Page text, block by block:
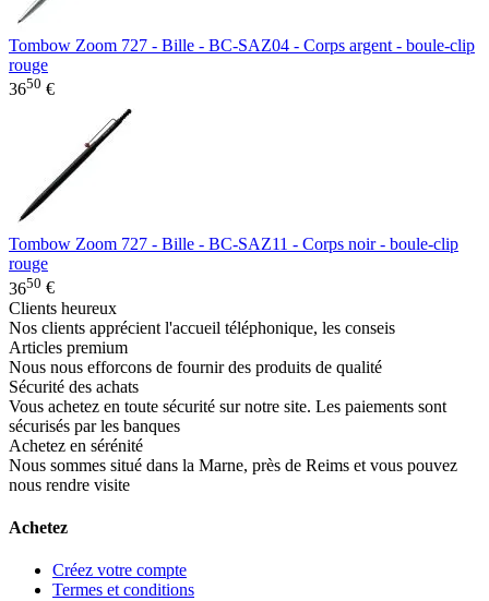
Tombow Zoom 727 - Bille - BC-SAZ04 - Corps argent - boule-clip
rouge
3650 €
Tombow Zoom 727 - Bille - BC-SAZ11 - Corps noir - boule-clip
rouge
3650 €
Clients heureux
Nos clients apprécient l'accueil téléphonique, les conseis
Articles premium
Nous nous efforcons de fournir des produits de qualité
Sécurité des achats
Vous achetez en toute sécurité sur notre site. Les paiements sont
sécurisés par les banques
Achetez en sérénité
Nous sommes situé dans la Marne, près de Reims et vous pouvez
nous rendre visite
Achetez
Créez votre compte
Termes et conditions